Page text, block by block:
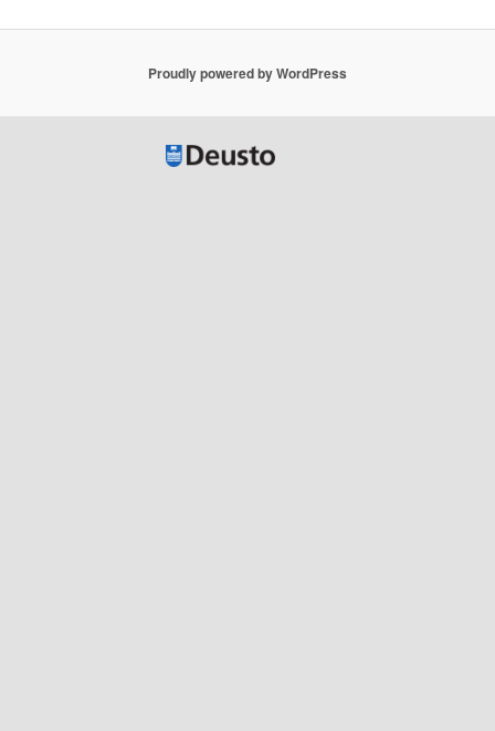
Proudly powered by WordPress